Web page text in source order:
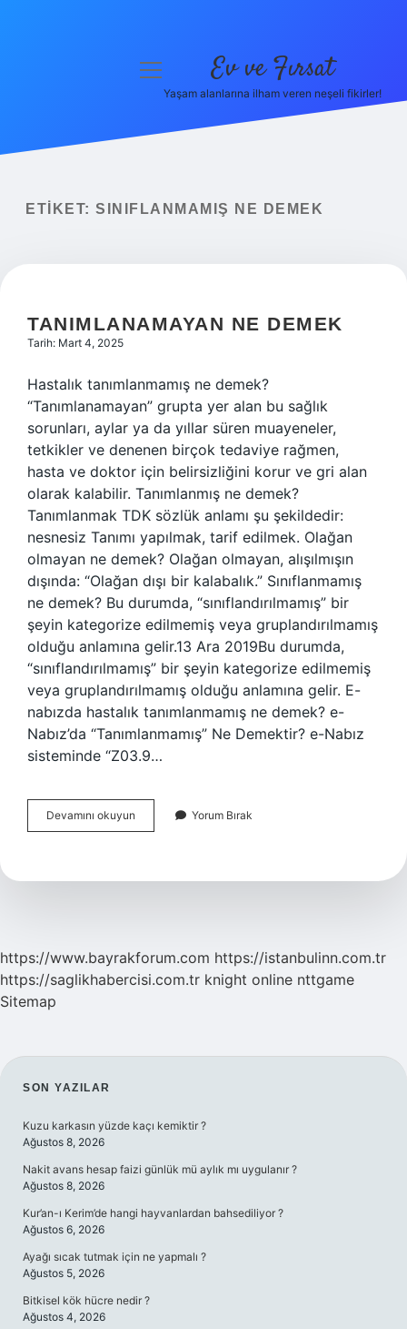
Yasal Uyarı
menüyü
Ev ve Fırsat
Yaşam alanlarına ilham veren neşeli fikirler!
ETIKET: SINIFLANMAMIŞ NE DEMEK
TANIMLANAMAYAN NE DEMEK
Tarih: Mart 4, 2025
Hastalık tanımlanmamış ne demek?
“Tanımlanamayan” grupta yer alan bu sağlık
sorunları, aylar ya da yıllar süren muayeneler,
tetkikler ve denenen birçok tedaviye rağmen,
hasta ve doktor için belirsizliğini korur ve gri alan
olarak kalabilir. Tanımlanmış ne demek?
Tanımlanmak TDK sözlük anlamı şu şekildedir:
nesnesiz Tanımı yapılmak, tarif edilmek. Olağan
olmayan ne demek? Olağan olmayan, alışılmışın
dışında: “Olağan dışı bir kalabalık.” Sınıflanmamış
ne demek? Bu durumda, “sınıflandırılmamış” bir
şeyin kategorize edilmemiş veya gruplandırılmamış
olduğu anlamına gelir.13 Ara 2019Bu durumda,
“sınıflandırılmamış” bir şeyin kategorize edilmemiş
veya gruplandırılmamış olduğu anlamına gelir. E-
nabızda hastalık tanımlanmamış ne demek? e-
Nabız’da “Tanımlanmamış” Ne Demektir? e-Nabız
sisteminde “Z03.9…
Devamını okuyun Tanımlanamayan
Ne
Yorum Bırak
https://www.bayrakforum.com https://istanbulinn.com.tr
https://saglikhabercisi.com.tr knight online nttgame
Sitemap
SIDEBAR
SON YAZILAR
Kuzu karkasın yüzde kaçı kemiktir ?
Ağustos 8, 2026
Nakit avans hesap faizi günlük mü aylık mı uygulanır ?
Ağustos 8, 2026
Kur’an-ı Kerim’de hangi hayvanlardan bahsediliyor ?
Ağustos 6, 2026
Ayağı sıcak tutmak için ne yapmalı ?
Ağustos 5, 2026
Bitkisel kök hücre nedir ?
Ağustos 4, 2026